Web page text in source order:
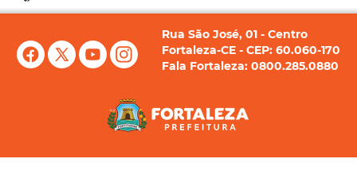
Rua São José, 01 - Centro
Fortaleza-CE - CEP: 60.060-170
Fala Fortaleza: 0800.285.0880